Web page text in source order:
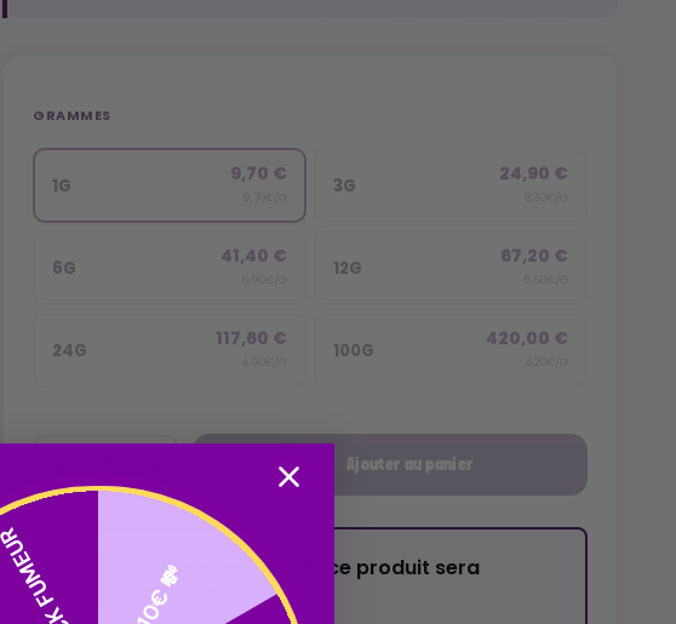
GRAMMES
1G 9,70 € 3G 24,90 €
6G 41,40 € 12G 67,20 €
24G 117,60 € 100G 420,00 €
Ajouter au panier
Prévenez-moi quand ce produit sera
disponible
10€ 💸
PACK FUMEUR